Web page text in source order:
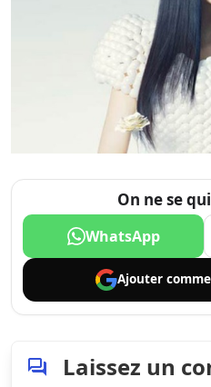
On ne se
WhatsApp
Ajouter comme
Laissez un